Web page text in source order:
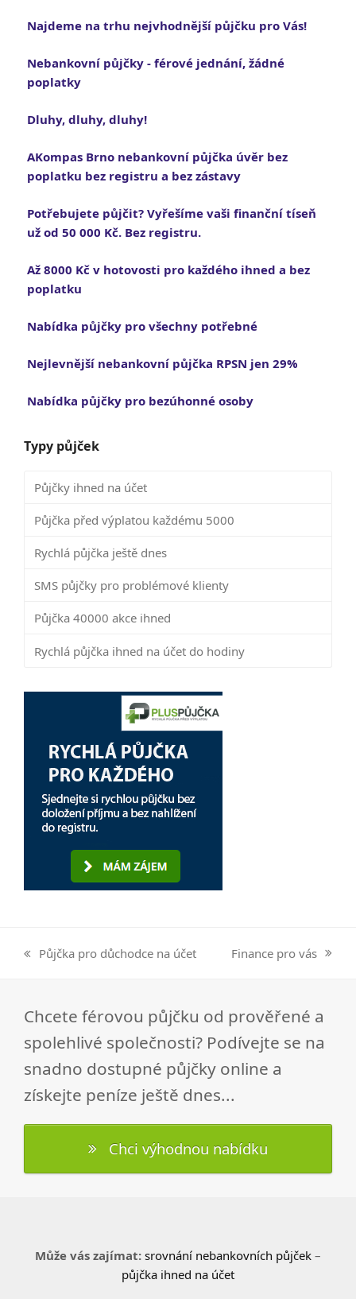
Najdeme na trhu nejvhodnější půjčku pro Vás!
Nebankovní půjčky - férové jednání, žádné
poplatky
Dluhy, dluhy, dluhy!
AKompas Brno nebankovní půjčka úvěr bez
poplatku bez registru a bez zástavy
Potřebujete půjčit? Vyřešíme vaši finanční tíseň
už od 50 000 Kč. Bez registru.
Až 8000 Kč v hotovosti pro každého ihned a bez
poplatku
Nabídka půjčky pro všechny potřebné
Nejlevnější nebankovní půjčka RPSN jen 29%
Nabídka půjčky pro bezúhonné osoby
Typy půjček
Půjčky ihned na účet
Půjčka před výplatou každému 5000
Rychlá půjčka ještě dnes
SMS půjčky pro problémové klienty
Půjčka 40000 akce ihned
Rychlá půjčka ihned na účet do hodiny
previous
Půjčka pro důchodce na účet
next
Finance pro vás
Chcete férovou půjčku od prověřené a
spolehlivé společnosti? Podívejte se na
snadno dostupné půjčky online a
získejte peníze ještě dnes...
Chci výhodnou nabídku
Může vás zajímat: srovnání nebankovních půjček –
půjčka ihned na účet